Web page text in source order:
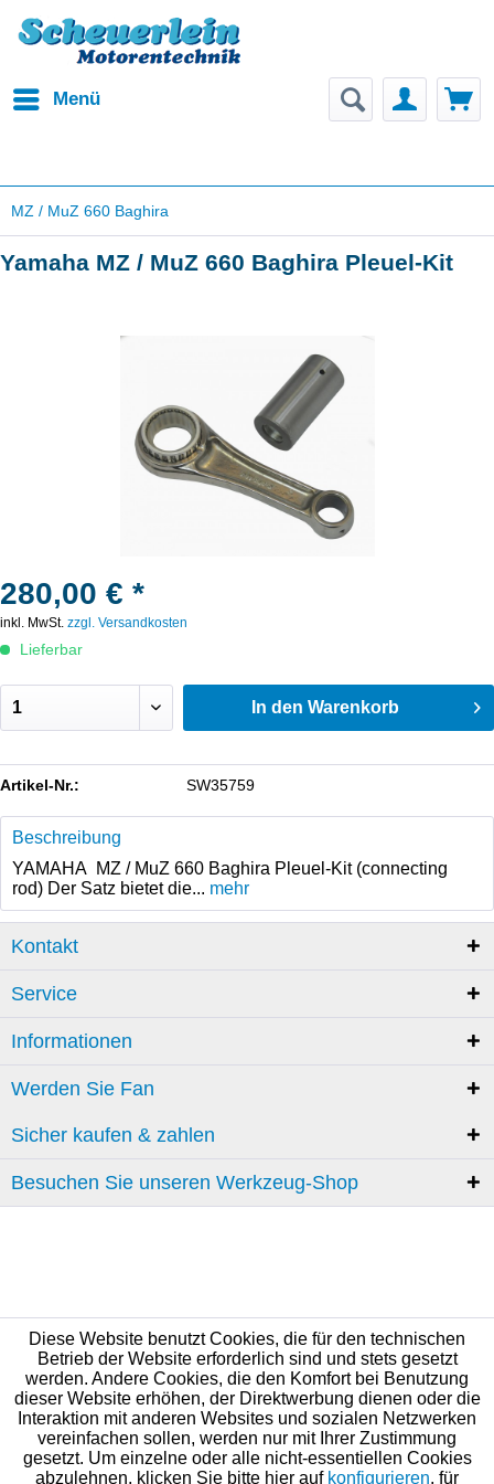
Menü
MZ / MuZ 660 Baghira
Yamaha MZ / MuZ 660 Baghira Pleuel-Kit
280,00 € *
inkl. MwSt. zzgl. Versandkosten
Lieferbar
In den Warenkorb
Artikel-Nr.: SW35759
Beschreibung
YAMAHA MZ / MuZ 660 Baghira Pleuel-Kit (connecting
rod) Der Satz bietet die... mehr
Kontakt
Service
Informationen
Werden Sie Fan
Sicher kaufen & zahlen
Besuchen Sie unseren Werkzeug-Shop
Diese Website benutzt Cookies, die für den technischen
Betrieb der Website erforderlich sind und stets gesetzt
werden. Andere Cookies, die den Komfort bei Benutzung
dieser Website erhöhen, der Direktwerbung dienen oder die
Interaktion mit anderen Websites und sozialen Netzwerken
vereinfachen sollen, werden nur mit Ihrer Zustimmung
gesetzt. Um einzelne oder alle nicht-essentiellen Cookies
abzulehnen, klicken Sie bitte hier auf konfigurieren, für